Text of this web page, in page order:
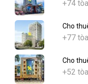
+74
Cho
+77
Cho
+52